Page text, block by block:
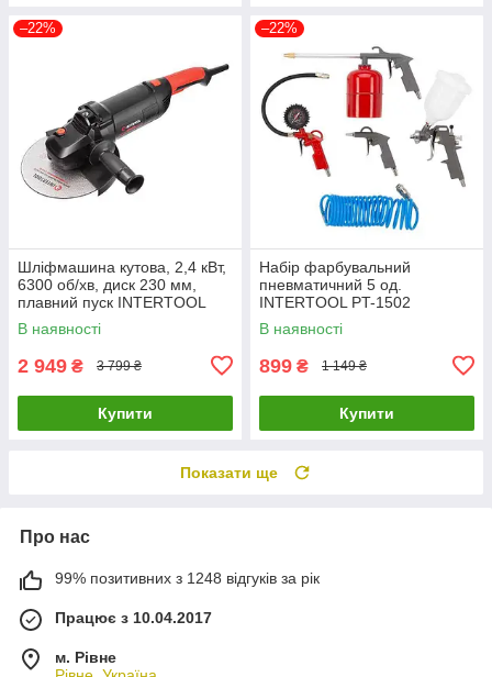
–22%
Шліфмашина кутова, 2,4 кВт,
6300 об/хв, диск 230 мм,
плавний пуск INTERTOOL
WT-0228
В наявності
2 949 ₴ 3 799 ₴
Купити
–22%
Набір фарбувальний
пневматичний 5 од.
INTERTOOL PT-1502
В наявності
899 ₴ 1 149 ₴
Купити
Показати ще
Про нас
99% позитивних з 1248 відгуків за рік
Працює з 10.04.2017
м. Рівне